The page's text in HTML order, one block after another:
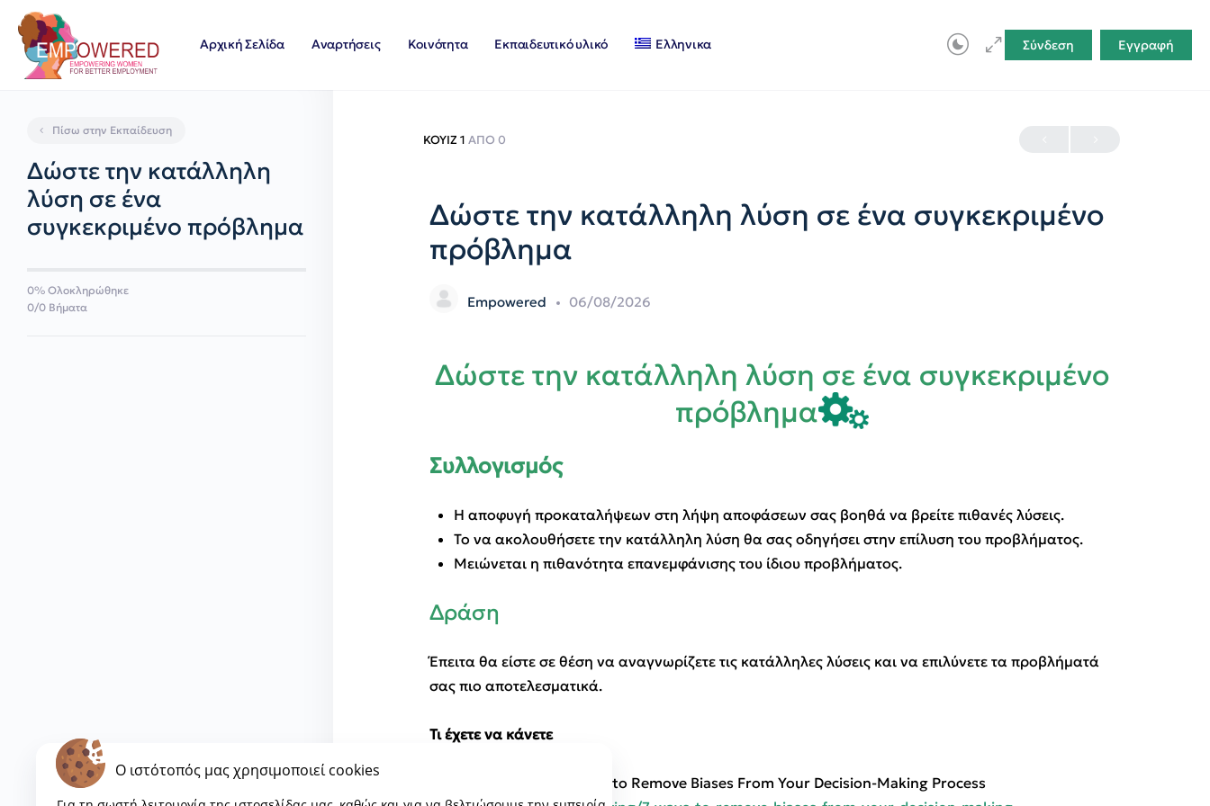
Αρχική Σελίδα Αναρτήσεις Κοινότητα Εκπαιδευτικό υλικό Ελληνικα Σύνδεση Εγγραφή
Πίσω στην Εκπαίδευση
Δώστε την κατάλληλη
λύση σε ένα
συγκεκριμένο πρόβλημα
0% Ολοκληρώθηκε
0/0 Βήματα
ΚΟΥΊΖ 1 ΑΠΌ 0
Δώστε την κατάλληλη λύση σε ένα συγκεκριμένο
πρόβλημα
Empowered 06/08/2026
Δώστε την κατάλληλη λύση σε ένα συγκεκριμένο
πρόβλημα
Συλλογισμός
Η αποφυγή προκαταλήψεων στη λήψη αποφάσεων σας βοηθά να βρείτε πιθανές λύσεις.
Το να ακολουθήσετε την κατάλληλη λύση θα σας οδηγήσει στην επίλυση του προβλήματος.
Μειώνεται η πιθανότητα επανεμφάνισης του ίδιου προβλήματος.
Δράση
Έπειτα θα είστε σε θέση να αναγνωρίζετε τις κατάλληλες λύσεις και να επιλύνετε τα προβλήματά
σας πιο αποτελεσματικά.
Τι έχετε να κάνετε
Διαβάστε το έργο: 7 Ways to Remove Biases From Your Decision-Making Process
O ιστότοπός μας χρησιμοποιεί cookies